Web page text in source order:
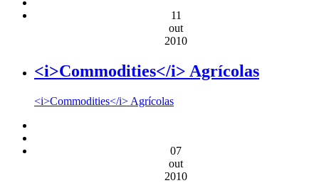
11
out
2010
<i>Commodities</i> Agrícolas
<i>Commodities</i> Agrícolas
07
out
2010